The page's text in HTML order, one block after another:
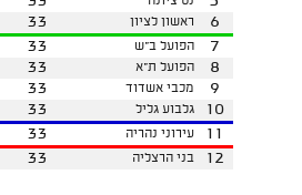
33 ראשון לציון
6
33 הפועל ב"ש
7
33 הפועל ת"א
8
33 מכבי אשדוד
9
33 גלבוע גליל
10
33 עירוני נהריה
11
33 בני הרצליה 12